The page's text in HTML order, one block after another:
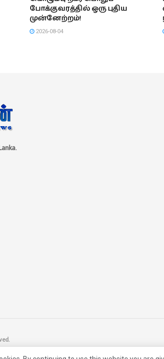
போக்குவரத்தில் ஒரு புதிய
முன்னேற்றம்!
2026-08-04